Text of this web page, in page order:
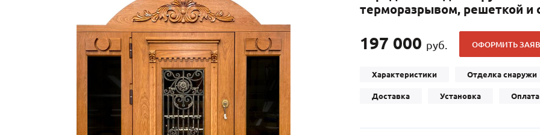
С выдавленным рисунком (35)
С металлобагетом (571)
С геометрическим рисунком(46)
С реечным дизайном (29)
Для дачи
Для бани(42)
Для общественных зданий
Для магазина
Для электрощитовой
В лифтовые холлы
С отбойником (91)
С импостами
С витражами (11)
В современном стиле
терморазрывом, решеткой и
197 000 руб. ОФОРМИТЬ
Характеристики Отделка снаружи
Доставка Установка Оплата